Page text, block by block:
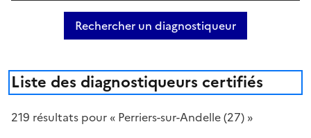
Rechercher un diagnostiqueur
Liste des diagnostiqueurs certifiés
219 résultats pour « Perriers-sur-Andelle (27) »